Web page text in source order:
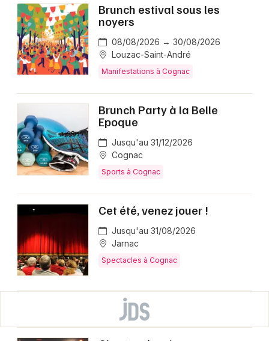
Brunch estival sous les
noyers
08/08/2026 → 30/08/2026
Louzac-Saint-André
Manifestations à Cognac
Brunch Party à la Belle
Epoque
Jusqu'au 31/12/2026
Cognac
Sports à Cognac
Cet été, venez jouer !
Jusqu'au 31/08/2026
Jarnac
Spectacles à Cognac